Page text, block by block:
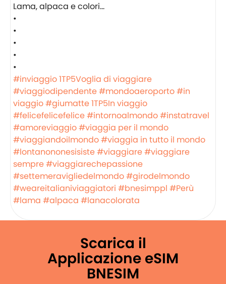
Lama, alpaca e colori…
•
•
•
•
•
#inviaggio1TP5Voglia di viaggiare
#viaggiodipendente#mondoaeroporto#in
viaggio#giumatte1TP5In viaggio
#felicefelicefelice#intornoalmondo#instatravel
#amoreviaggio#viaggia per il mondo
#viaggiandoilmondo#viaggia in tutto il mondo
#lontanononesisiste#viaggiare#viaggiare
sempre#viaggiarechepassione
#settemeravigliedelmondo#girodelmondo
#weareitalianiviaggiatori #bnesimppl #Perù
#lama #alpaca #lanacolorata
Scarica il
Applicazione eSIM
BNESIM